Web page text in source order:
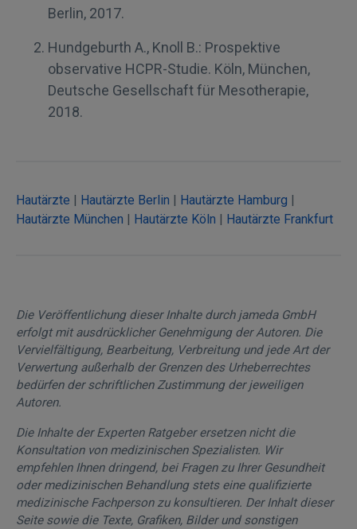
Berlin, 2017.
Hundgeburth A., Knoll B.: Prospektive
observative HCPR-Studie. Köln, München,
Deutsche Gesellschaft für Mesotherapie,
2018.
Hautärzte Hautärzte Berlin Hautärzte Hamburg
Hautärzte München
Hautärzte Köln Hautärzte Frankfurt
Die Veröffentlichung dieser Inhalte durch jameda GmbH
erfolgt mit ausdrücklicher Genehmigung der Autoren. Die
Vervielfältigung, Bearbeitung, Verbreitung und jede Art der
Verwertung außerhalb der Grenzen des Urheberrechtes
bedürfen der schriftlichen Zustimmung der jeweiligen
Autoren.
Die Inhalte der Experten Ratgeber ersetzen nicht die
Konsultation von medizinischen Spezialisten. Wir
empfehlen Ihnen dringend, bei Fragen zu Ihrer Gesundheit
oder medizinischen Behandlung stets eine qualifizierte
medizinische Fachperson zu konsultieren. Der Inhalt dieser
Seite sowie die Texte, Grafiken, Bilder und sonstigen